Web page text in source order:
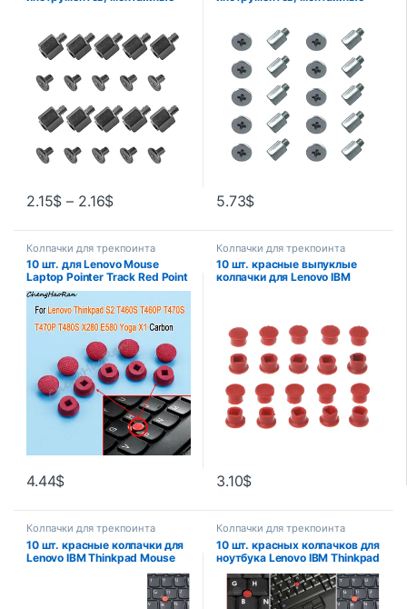
гайка для телефона,
ноутбука, м.2 SSD
материнская плата твердый
винт-гвоздик
2.15$ – 2.16$
материнской платы Gigabyte
A-SUS M.2
5.73$
Колпачки для трекпоинта
10 шт. для Lenovo Mouse
Laptop Pointer Track Red Point
Cap для Thinkpad S2 T460S
T460P T470S T470P T480S
X280 E580 Yoga X1 Carbon
4.44$
Колпачки для трекпоинта
10 шт. красные выпуклые
колпачки для Lenovo IBM
3.10$
Колпачки для трекпоинта
10 шт. красные колпачки для
Lenovo IBM Thinkpad Mouse
Laptop Pointer TrackPoint Cap
2 типа Z08 Прямая поставка
Колпачки для трекпоинта
10 шт. красных колпачков для
ноутбука Lenovo IBM Thinkpad
Mouse TrackPoint Cap 2 типа